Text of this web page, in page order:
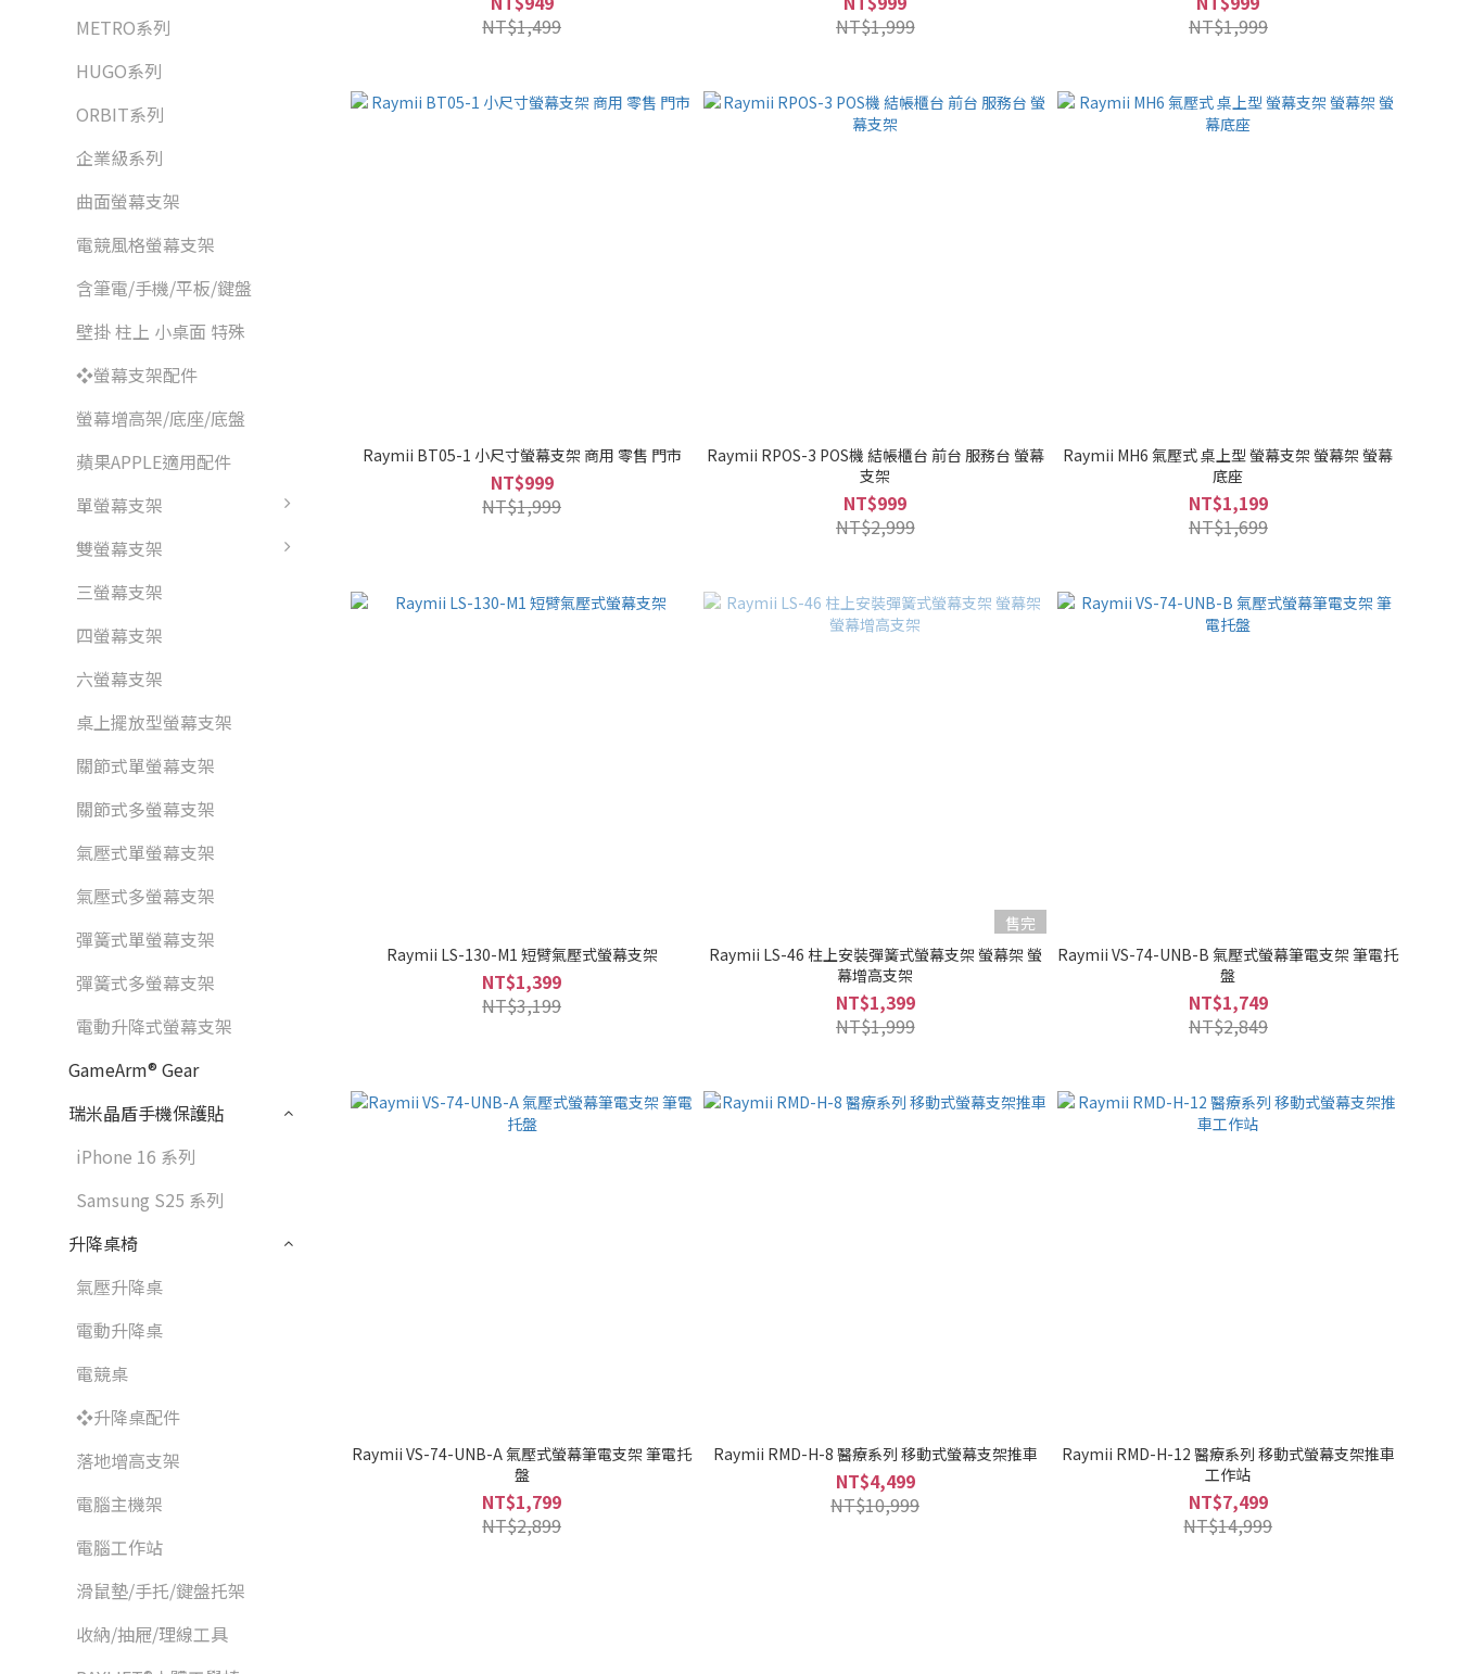
METRO系列
HUGO系列
ORBIT系列
企業級系列
曲面螢幕支架
電競風格螢幕支架
含筆電/手機/平板/鍵盤
壁掛 柱上 小桌面 特殊
❖螢幕支架配件
螢幕增高架/底座/底盤
蘋果APPLE適用配件
單螢幕支架
雙螢幕支架
三螢幕支架
四螢幕支架
六螢幕支架
桌上擺放型螢幕支架
關節式單螢幕支架
關節式多螢幕支架
氣壓式單螢幕支架
氣壓式多螢幕支架
彈簧式單螢幕支架
彈簧式多螢幕支架
電動升降式螢幕支架
GameArm® Gear
瑞米晶盾手機保護貼
iPhone 16 系列
Samsung S25 系列
升降桌椅
氣壓升降桌
電動升降桌
電競桌
❖升降桌配件
落地增高支架
電腦主機架
電腦工作站
滑鼠墊/手托/鍵盤托架
收納/抽屜/理線工具
NT$1,499
NT$1,999
NT$1,999
Raymii BT05-1 小尺寸螢幕支架 商用 零售 門市
NT$999
NT$1,999
Raymii RPOS-3 POS機 結帳櫃台 前台 服務台 螢幕
支架
NT$999
NT$2,999
Raymii MH6 氣壓式 桌上型 螢幕支架 螢幕架 螢幕
底座
NT$1,199
NT$1,699
Raymii LS-130-M1 短臂氣壓式螢幕支架
NT$1,399
NT$3,199
售完
Raymii LS-46 柱上安裝彈簧式螢幕支架 螢幕架 螢
幕增高支架
NT$1,399
NT$1,999
Raymii VS-74-UNB-B 氣壓式螢幕筆電支架 筆電托
盤
NT$1,749
NT$2,849
Raymii VS-74-UNB-A 氣壓式螢幕筆電支架 筆電托
盤
NT$1,799
NT$2,899
Raymii RMD-H-8 醫療系列 移動式螢幕支架推車
NT$4,499
NT$10,999
Raymii RMD-H-12 醫療系列 移動式螢幕支架推車
工作站
NT$7,499
NT$14,999